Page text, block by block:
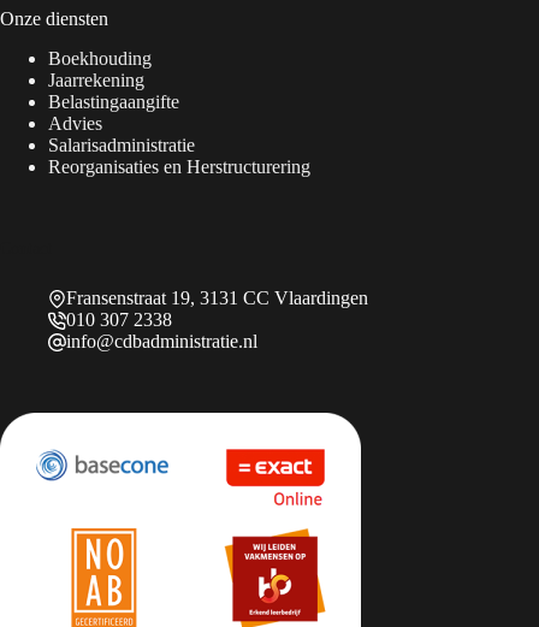
Onze diensten
Boekhouding
Jaarrekening
Belastingaangifte
Advies
Salarisadministratie
Reorganisaties en Herstructurering
Fransenstraat 19, 3131 CC Vlaardingen
010 307 2338
info@cdbadministratie.nl